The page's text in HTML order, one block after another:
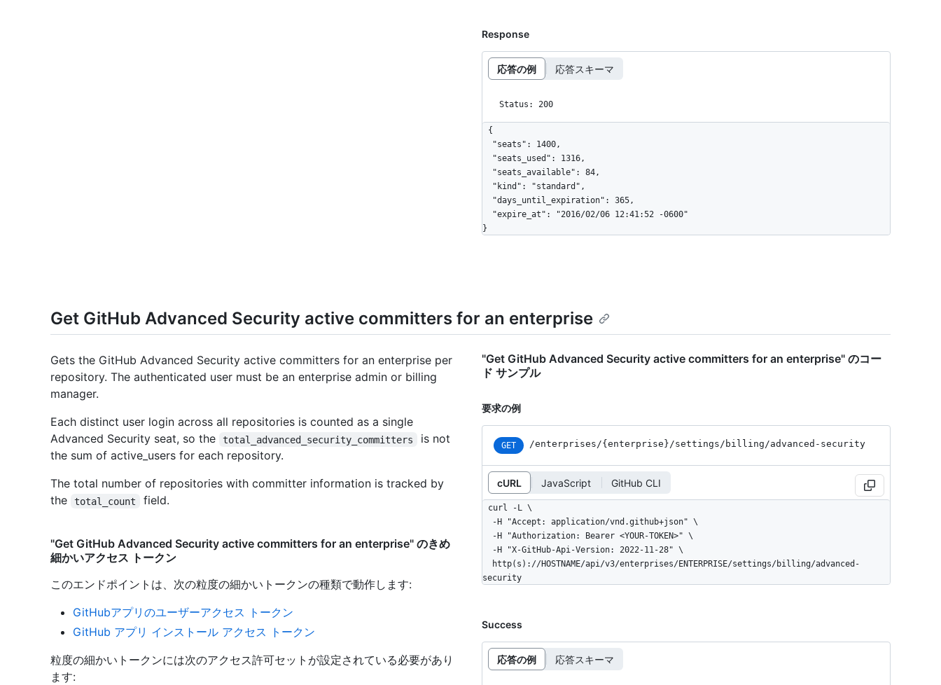
Response
応答の例 応答スキーマ
Status: 200
{
}
Get GitHub Advanced Security active committers for an enterprise
Gets the GitHub Advanced Security active committers for an enterprise per
repository. The authenticated user must be an enterprise admin or billing
manager.
Each distinct user login across all repositories is counted as a single
Advanced Security seat, so the
total_advanced_security_committers
is not
the sum of active_users for each repository.
The total number of repositories with committer information is tracked by
the
total_count field.
"Get GitHub Advanced Security active committers for an enterprise" のきめ
細かいアクセス トークン
このエンドポイントは、次の粒度の細かいトークンの種類で動作します:
GitHubアプリのユーザーアクセス トークン
GitHub アプリ インストール アクセス トークン
粒度の細かいトークンには次のアクセス許可セットが設定されている必要があり
ます:
"Get GitHub Advanced Security active committers for an enterprise" のコー
ド サンプル
要求の例
GET /enterprises/{enterprise}/settings/billing/advanced-security
cURL JavaScript GitHub CLI
curl -L \
security
Success
応答の例 応答スキーマ